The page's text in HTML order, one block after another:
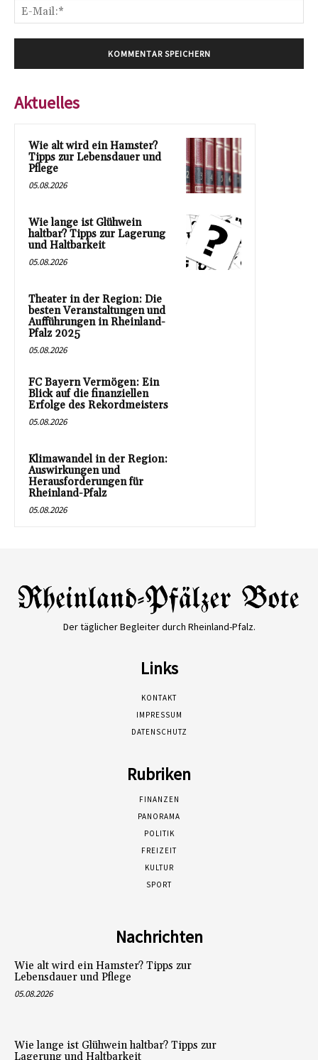
Aktuelles
Wie alt wird ein Hamster?
Tipps zur Lebensdauer und
Pflege
05.08.2026
Wie lange ist Glühwein
haltbar? Tipps zur Lagerung
und Haltbarkeit
05.08.2026
Theater in der Region: Die
besten Veranstaltungen und
Aufführungen in Rheinland-
Pfalz 2025
05.08.2026
FC Bayern Vermögen: Ein
Blick auf die finanziellen
Erfolge des Rekordmeisters
05.08.2026
Klimawandel in der Region:
Auswirkungen und
Herausforderungen für
Rheinland-Pfalz
05.08.2026
Der täglicher Begleiter durch Rheinland-Pfalz.
Links
KONTAKT
IMPRESSUM
DATENSCHUTZ
Rubriken
FINANZEN
PANORAMA
POLITIK
FREIZEIT
KULTUR
SPORT
Nachrichten
Wie alt wird ein Hamster? Tipps zur
Lebensdauer und Pflege
05.08.2026
Wie lange ist Glühwein haltbar? Tipps zur
Lagerung und Haltbarkeit